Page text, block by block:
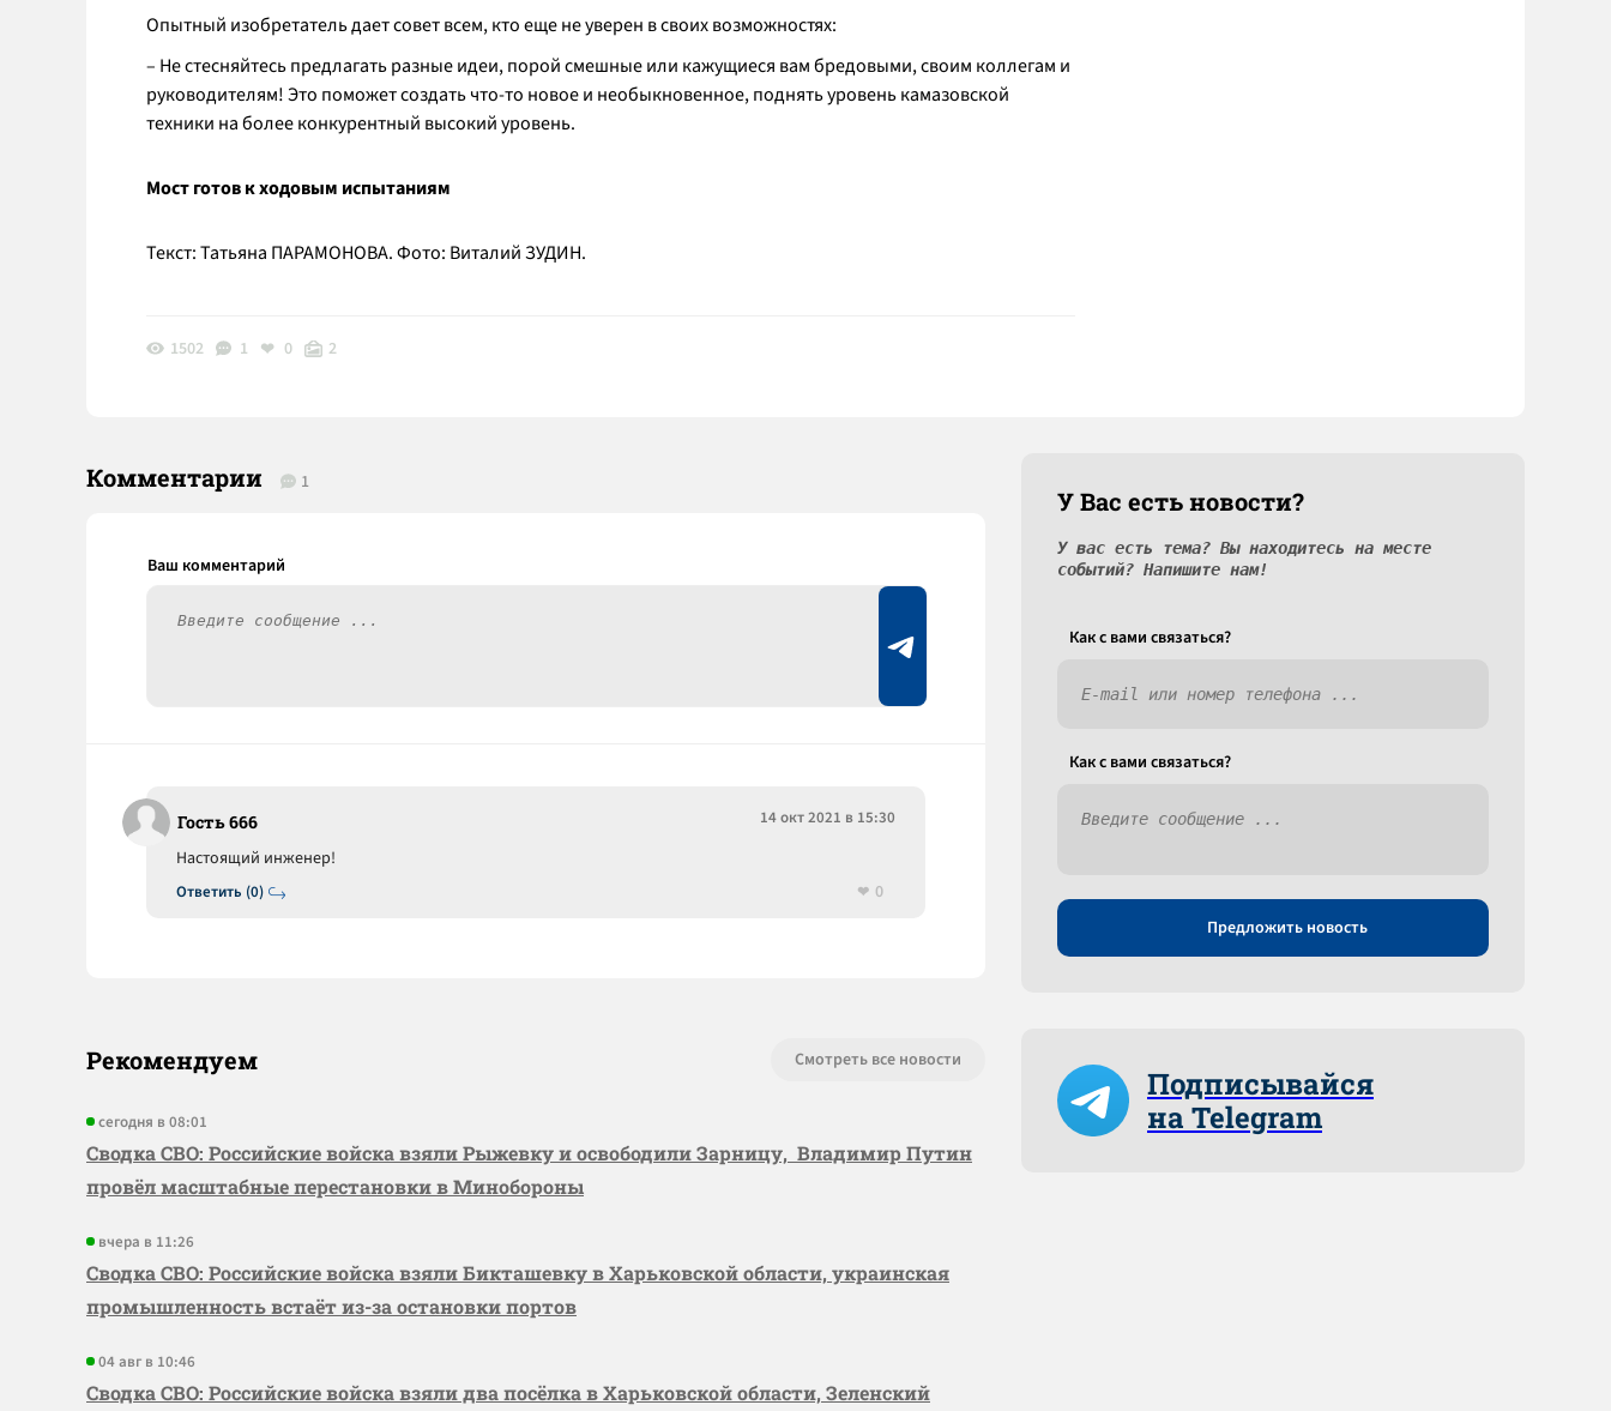
Опытный изобретатель дает совет всем, кто еще не уверен в своих возможностях:
– Не стесняйтесь предлагать разные идеи, порой смешные или кажущиеся вам бредовыми, своим коллегам и
руководителям! Это поможет создать что-то новое и необыкновенное, поднять уровень камазовской
техники на более конкурентный высокий уровень.
Мост готов к ходовым испытаниям
Текст: Татьяна ПАРАМОНОВА. Фото: Виталий ЗУДИН.
1502 1 0 2
Комментарии 1
Гость 666 14 окт 2021 в 15:30
Ответить (0)
Настоящий инженер!
0
Рекомендуем Смотреть все новости
сегодня в 08:01
Сводка СВО: Российские войска взяли Рыжевку и освободили Зарницу, Владимир Путин
провёл масштабные перестановки в Минобороны
вчера в 11:26
Сводка СВО: Российские войска взяли Бикташевку в Харьковской области, украинская
промышленность встаёт из-за остановки портов
04 авг в 10:46
Сводка СВО: Российские войска взяли два посёлка в Харьковской области, Зеленский
У Вас есть новости?
У вас есть тема? Вы находитесь на месте
событий? Напишите нам!
Как c вами связаться?
Как c вами связаться?
Предложить новость
Подписывайся
на Telegram